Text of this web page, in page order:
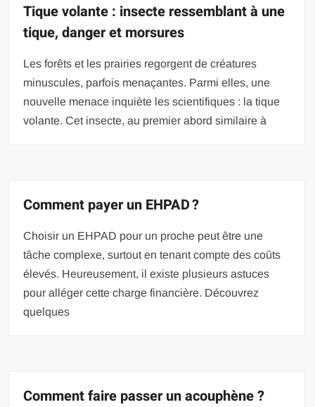
Tique volante : insecte ressemblant à une
tique, danger et morsures
Les forêts et les prairies regorgent de créatures
minuscules, parfois menaçantes. Parmi elles, une
nouvelle menace inquiète les scientifiques : la tique
volante. Cet insecte, au premier abord similaire à
Comment payer un EHPAD ?
Choisir un EHPAD pour un proche peut être une
tâche complexe, surtout en tenant compte des coûts
élevés. Heureusement, il existe plusieurs astuces
pour alléger cette charge financière. Découvrez
quelques
Comment faire passer un acouphène ?